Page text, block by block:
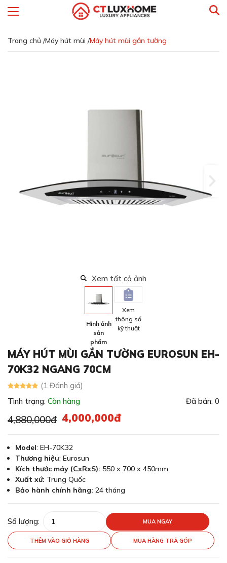
Trang chủ /Máy hút mùi /Máy hút mùi gắn tường
Xem tất cả ảnh
Hình ảnh
sản
phẩm
Xem
thông số
kỹ thuật
MÁY HÚT MÙI GẮN TƯỜNG EUROSUN EH-
70K32 NGANG 70CM
(1 Đánh giá)
Tình trạng: Còn hàng Đã bán: 0
4,880,000đ 4,000,000đ
Model: EH-70K32
Thương hiệu: Eurosun
Kích thước máy (CxRxS): 550 x 700 x 450mm
Xuất xứ: Trung Quốc
Bảo hành chính hãng: 24 tháng
Số lượng: MUA NGAY
THÊM VÀO GIỎ HÀNG MUA HÀNG TRẢ GÓP